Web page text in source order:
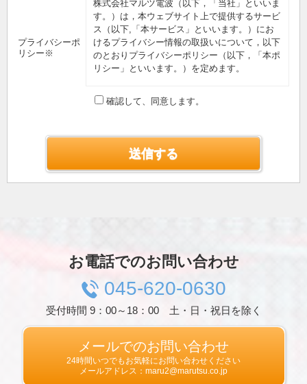
プライバシーポ
リシー※
株式会社マルツ電波（以下，「当社」といいま
す。）は，本ウェブサイト上で提供するサービ
ス（以下,「本サービス」といいます。）にお
けるプライバシー情報の取扱いについて，以下
のとおりプライバシーポリシー（以下，「本ポ
リシー」といいます。）を定めます。
第1条（プライバシー情報）
プライバシー情報のうち「個人情報」とは，個
し，生存する個人に関する情報であって，当該
情報に含まれる氏名，生年月日，住所，電話番
号，連絡先その他の記述等により特定の個人を
識別できる情報を指します。
プライバシー情報のうち「履歴情報および特性
郵便番号や性別，職業，年齢，ユーザーのIPア
識別情報などを指します。
第２条（プライバシー情報の収集方法）
当社は，ユーザーが利用登録をする際に氏名，
生年月日，住所，電話番号，メールアドレス，
銀行口座番号，クレジットカード番号，運転免
許証番号などの個人情報をお尋ねすることがあ
確認して、同意します。
お電話でのお問い合わせ
045-620-0630
受付時間 9：00～18：00 土・日・祝日を除く
メールでのお問い合わせ
24時間いつでもお気軽にお問い合わせください
メールアドレス：maru2@marutsu.co.jp